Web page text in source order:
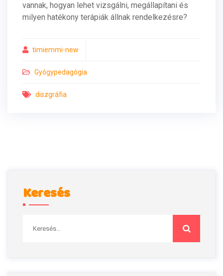
vannak, hogyan lehet vizsgálni, megállapítani és
milyen hatékony terápiák állnak rendelkezésre?
timiemmi-new
Gyógypedagógia
diszgráfia
Keresés